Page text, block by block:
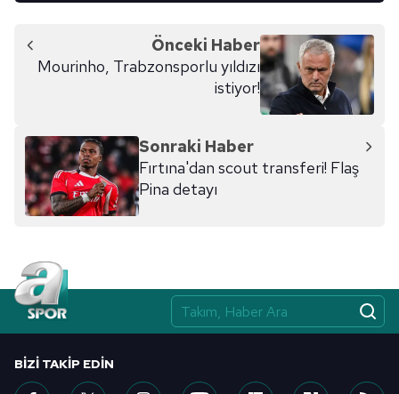
Önceki Haber
Mourinho, Trabzonsporlu yıldızı
istiyor!
Sonraki Haber
Fırtına'dan scout transferi! Flaş
Pina detayı
BIZI TAKIP EDIN